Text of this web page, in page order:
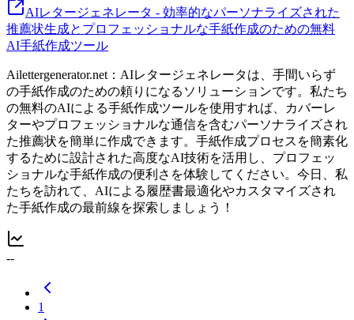
AIレタージェネレータ - 効率的なパーソナライズされた
推薦状生成とプロフェッショナルな手紙作成のための無料
AI手紙作成ツール
Ailettergenerator.net：AIレタージェネレータは、手間いらず
の手紙作成のための頼りになるソリューションです。私たち
の無料のAIによる手紙作成ツールを使用すれば、カバーレ
ターやプロフェッショナルな通信を含むパーソナライズされ
た推薦状を簡単に作成できます。手紙作成プロセスを簡素化
するために設計された高度なAI技術を活用し、プロフェッ
ショナルな手紙作成の便利さを体験してください。今日、私
たちを訪れて、AIによる履歴書最適化やカスタマイズされ
た手紙作成の最前線を探索しましょう！
--
1